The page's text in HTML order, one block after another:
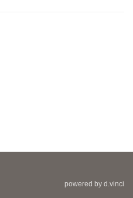
powered by d.vinci